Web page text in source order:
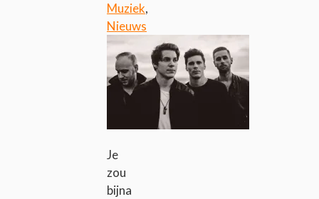
Muziek,
Nieuws
Je
zou
bijna